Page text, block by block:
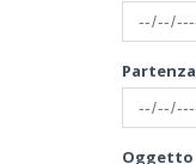
Partenza
Oggetto